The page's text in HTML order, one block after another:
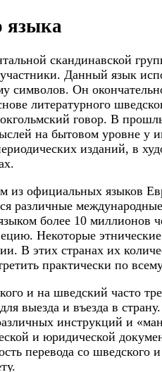
языка
скандинавской
Данный язык
символов. Он
литературного
говор. В
на бытовом уровне у
изданий, в
из официальных языков
различные
более 10 миллионов
Некоторые
В этих странах их
практически по
и на шведский часто
выезда и въезда в
инструкций и
и юридической
перевода со шведского